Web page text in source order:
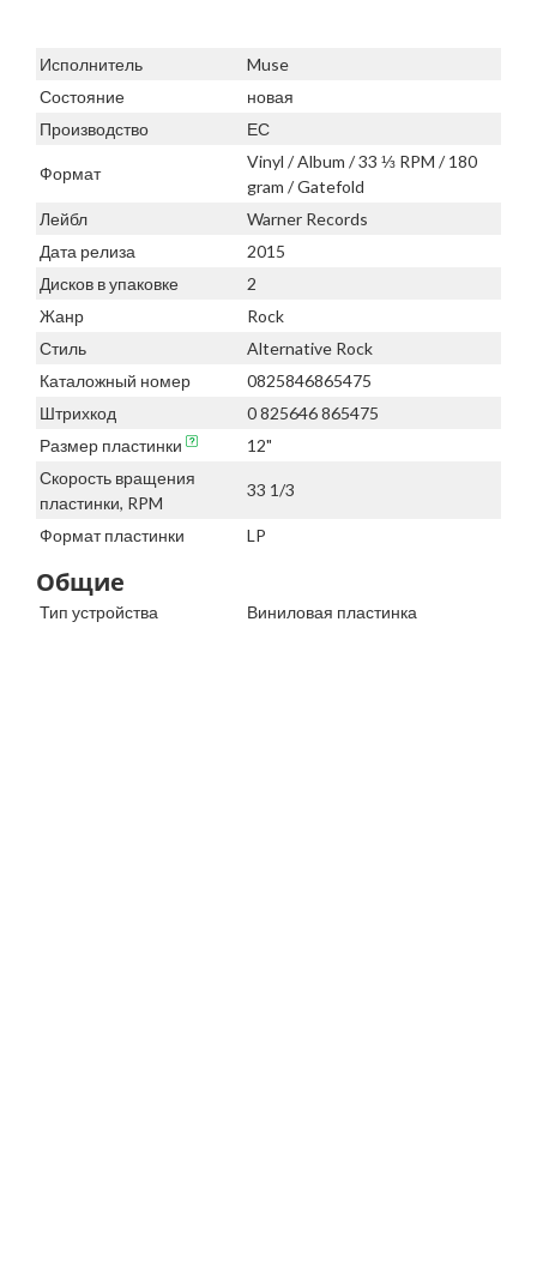
Исполнитель
Muse
Состояние
новая
Производство
ЕС
Формат
Vinyl / Album / 33 ⅓ RPM / 180
gram / Gatefold
Лейбл
Warner Records
Дата релиза
2015
Дисков в упаковке
2
Жанр
Rock
Стиль
Alternative Rock
Каталожный номер
0825846865475
Штрихкод
0 825646 865475
Размер пластинки
12"
Скорость вращения
пластинки, RPM
33 1/3
Формат пластинки LP
Общие
Тип устройства Виниловая пластинка